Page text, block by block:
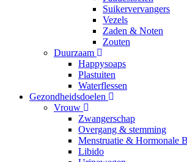
Suikervervangers
Vezels
Zaden & Noten
Zouten
Duurzaam
Happysoaps
Plastuiten
Waterflessen
Gezondheidsdoelen
Vrouw
Zwangerschap
Overgang & stemming
Menstruatie & Hormonale
Libido